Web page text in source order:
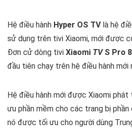
Hệ điều hành Hyper OS TVlà hệ
sử dụng trên tivi Xiaomi, mới được
Đơn cử dòng tivi Xiaomi TVS Pro
đầu tiên chạy trên hệ điều hành mới
Hệ điều hành mới được Xiaomi
ưu phần mềm cho các trang bị
nó được tối ưu cho người dùng